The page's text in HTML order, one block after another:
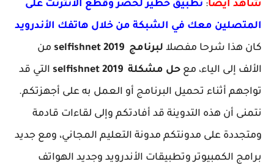
شاهد أيضا: تطبيق خطير لحضر وقطع الأنترنت على
المتصلين معك في الشبكة من خلال هاتفك الأندرويد
كان هذا شرحا مفصلا لبرنامج selfishnet 2019
من
الألف إلى الياء، مع حل مشكلة selfishnet 2019
التي قد
تواجهم أثناء تحميل البرنامج أو العمل به على أجهزتكم.
نتمنى أن هذه التدوينة قد أفادتكم وإلى لقاءات قادمة
ومتجددة على مدونتكم مدونة التعليم المجاني، ومع جديد
برامج الكمبيوتر وتطبيقات الأندرويد وجديد الهواتف